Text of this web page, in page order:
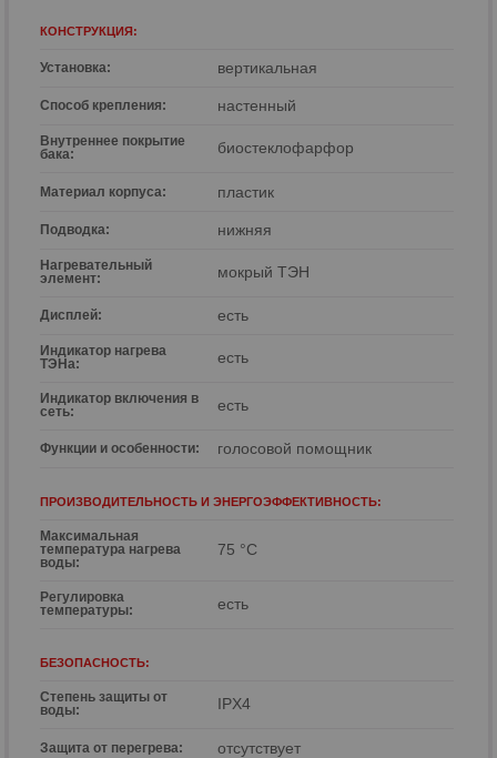
КОНСТРУКЦИЯ:
Установка: вертикальная
Способ крепления: настенный
Внутреннее покрытие
бака:
биостеклофарфор
Материал корпуса: пластик
Подводка: нижняя
Нагревательный
элемент:
мокрый ТЭН
Дисплей: есть
Индикатор нагрева
ТЭНа:
есть
Индикатор включения в
сеть:
есть
Функции и особенности: голосовой помощник
ПРОИЗВОДИТЕЛЬНОСТЬ И ЭНЕРГОЭФФЕКТИВНОСТЬ:
Максимальная
температура нагрева
воды:
75 °С
Регулировка
температуры:
есть
БЕЗОПАСНОСТЬ:
Степень защиты от
воды:
IPX4
Защита от перегрева: отсутствует